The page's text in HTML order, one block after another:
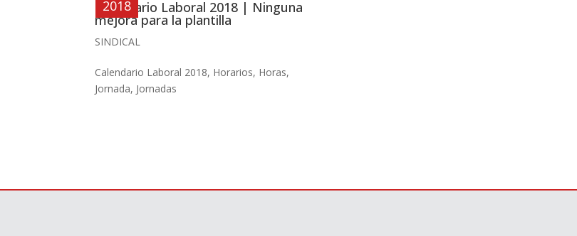
Calendario Laboral 2018 | Ninguna
mejora para la plantilla
2018
SINDICAL
Calendario Laboral 2018, Horarios, Horas,
Jornada, Jornadas